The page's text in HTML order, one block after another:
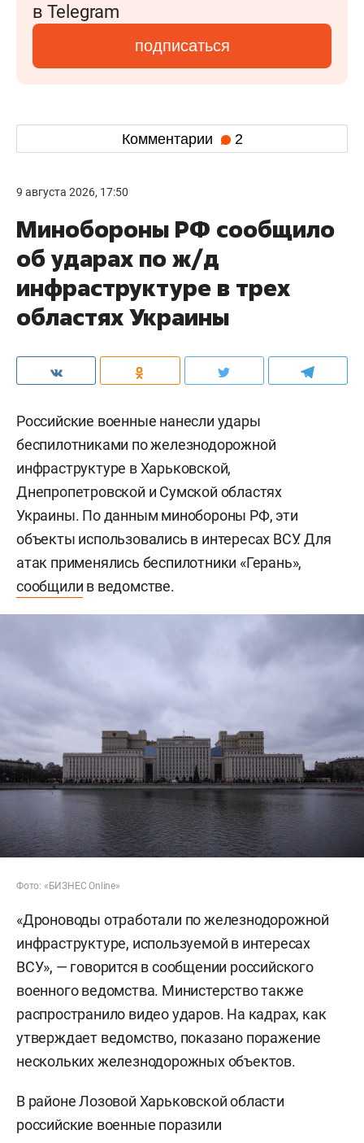
в Telegram
подписаться
Комментарии 2
9 августа 2026, 17:50
Минобороны РФ сообщило
об ударах по ж/д
инфраструктуре в трех
областях Украины
Российские военные нанесли удары
беспилотниками по железнодорожной
инфраструктуре в Харьковской,
Днепропетровской и Сумской областях
Украины. По данным минобороны РФ, эти
объекты использовались в интересах ВСУ. Для
атак применялись беспилотники «Герань»,
сообщили в ведомстве.
Фото: «БИЗНЕС Online»
«Дроноводы отработали по железнодорожной
инфраструктуре, используемой в интересах
ВСУ», — говорится в сообщении российского
военного ведомства. Министерство также
распространило видео ударов. На кадрах, как
утверждает ведомство, показано поражение
нескольких железнодорожных объектов.
В районе Лозовой Харьковской области
российские военные поразили